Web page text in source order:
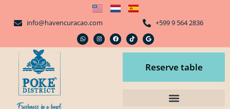
info@havencuracao.com +599 9 564 2836
Reserve table